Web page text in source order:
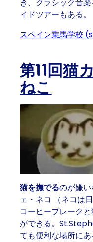
き、クラシック音
イドツアーもある。
スペイン乗馬学校
第11回猫
ねこ
猫を撫でるのが嫌
ェ・ネコ
（ネコは
コーヒーブレーク
ができる。
ても便利な場所にあ